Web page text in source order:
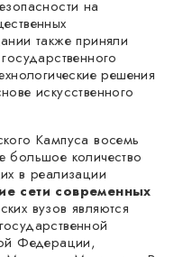
на
также приняли
решения
искусственного
Кампуса восемь
большое количество
в реализации
сети современных
вузов являются
Федерации,